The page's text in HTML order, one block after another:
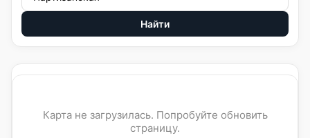
Найти
Карта не загрузилась. Попробуйте обновить
страницу.